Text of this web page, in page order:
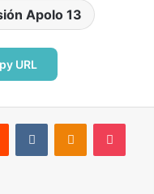
Apolo 13
URL
Reddit VKontakteOdnoklassniki
Pocket